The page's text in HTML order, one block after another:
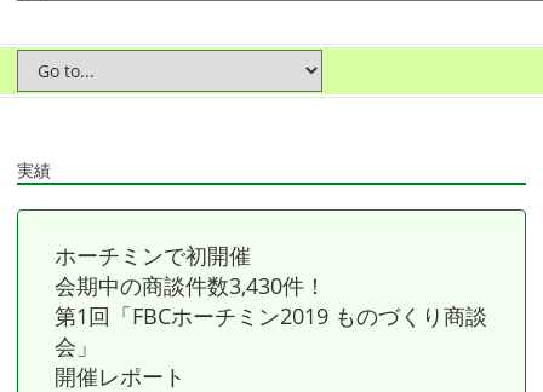
実績
ホーチミンで初開催
会期中の商談件数3,430件！
第1回「FBCホーチミン2019 ものづくり商談
会」
開催レポート